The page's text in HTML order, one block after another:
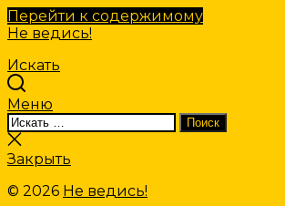
Перейти к содержимому
Не ведись!
Искать
Меню
Искать:
Поиск
Закрыть
поиск
Закрыть
© 2026 Не ведись!